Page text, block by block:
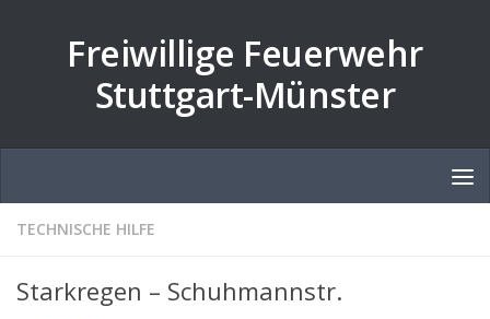
Freiwillige Feuerwehr
Stuttgart-Münster
TECHNISCHE HILFE
Starkregen – Schuhmannstr.